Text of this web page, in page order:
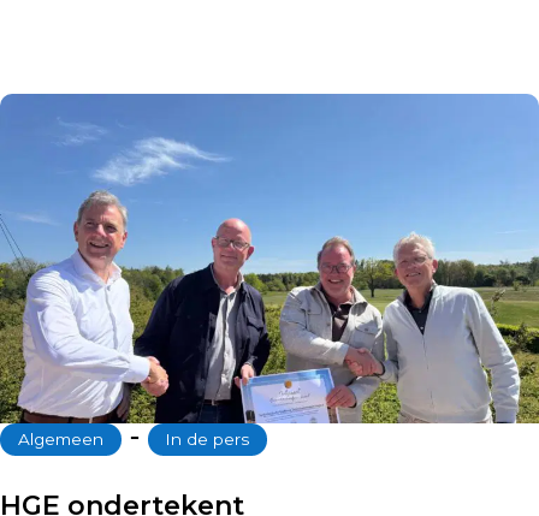
Algemeen ‐ In de pers
HGE ondertekent